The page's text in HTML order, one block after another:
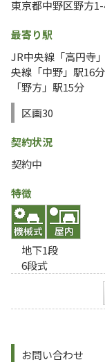
東京都中野区野方
最寄り駅
JR中央線「高円寺
央線「中野」駅16
「野方」駅15分
区画30
契約状況
契約中
特徴
地下1段
6段式
お問い合わせ